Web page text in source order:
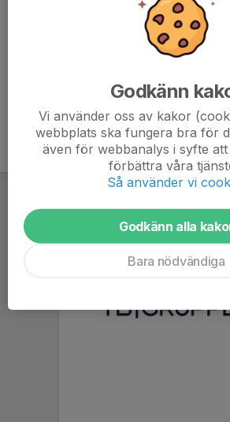
Godkänn
Vi använder oss av kakor
webbplats ska fungera bra för
även för webbanalys i syfte
förbättra våra
Så använder vi
Godkänn alla
Bara nödvändiga